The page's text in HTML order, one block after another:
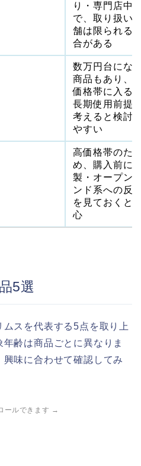
り・専門店中
で、取り扱い
舗は限られる
合がある
数万円台にな
商品もあり、
価格帯に入る
長期使用前提
考えると検討
やすい
高価格帯のた
め、購入前に
製・オープン
ンド系への反
を見ておくと
心
5選
スを代表する5点を取り上
齢は商品ごとに異なりま
味に合わせて確認してみ
ールできます →